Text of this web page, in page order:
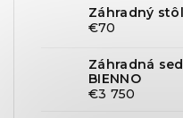
Záhradný stôl
€70
Záhradná
BIENNO
€3 750